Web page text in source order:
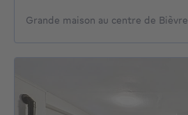
Grande maison au centre de Bièvre